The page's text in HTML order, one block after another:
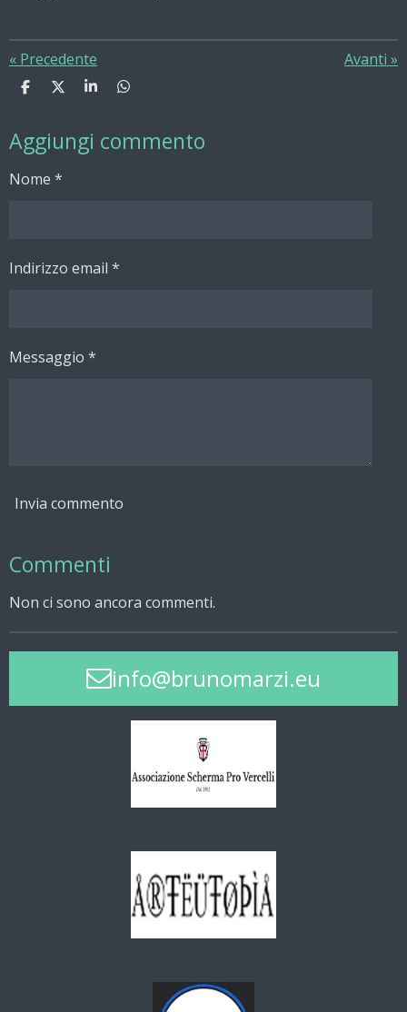
« Precedente Avanti »
C
d
i
i
C
d
i
i
C
d
i
C
d
i
Aggiungi commento
Nome *
Indirizzo email *
Messaggio *
Invia commento
Commenti
Non ci sono ancora commenti.
info@brunomarzi.eu